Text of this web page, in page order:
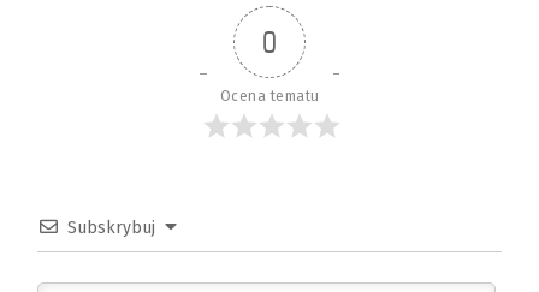
0
Ocena tematu
Subskrybuj